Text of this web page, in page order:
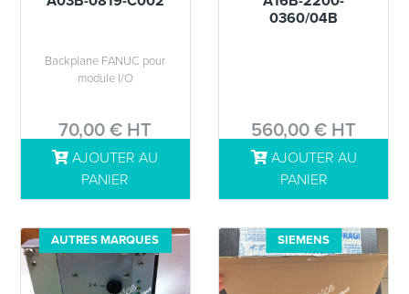
Backplane FANUC pour
module I/O
70,00 € HT
AJOUTER AU
PANIER
0360/04B
560,00 € HT
AJOUTER AU
PANIER
AUTRES MARQUES SIEMENS